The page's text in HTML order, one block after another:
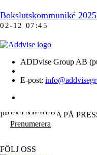
Bokslutskommuniké
02-12 07:45
ADDvise Group AB
E-post:
PRENUMERERA PÅ
Prenumerera
FÖLJ OSS